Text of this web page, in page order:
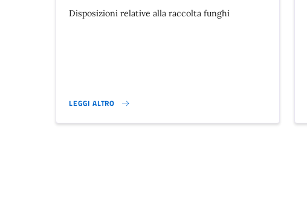
Disposizioni relative alla raccolta funghi
LEGGI ALTRO
RACCOLTA FUNGHI}